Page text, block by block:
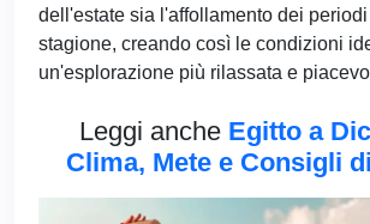
dell'estate sia l'affollamento dei
stagione, creando così le condizioni
un'esplorazione più rilassata e
Leggi anche Egitto a
Clima, Mete e Consigli